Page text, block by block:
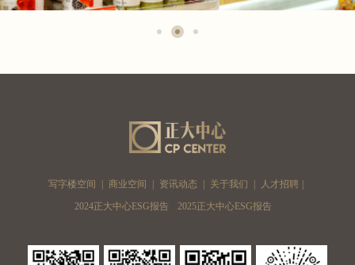
写字楼空间 | 商业空间 | 资讯动态 | 关于我们 | 人才招聘 |
2024正大中心ESG报告
2025正大中心ESG报告